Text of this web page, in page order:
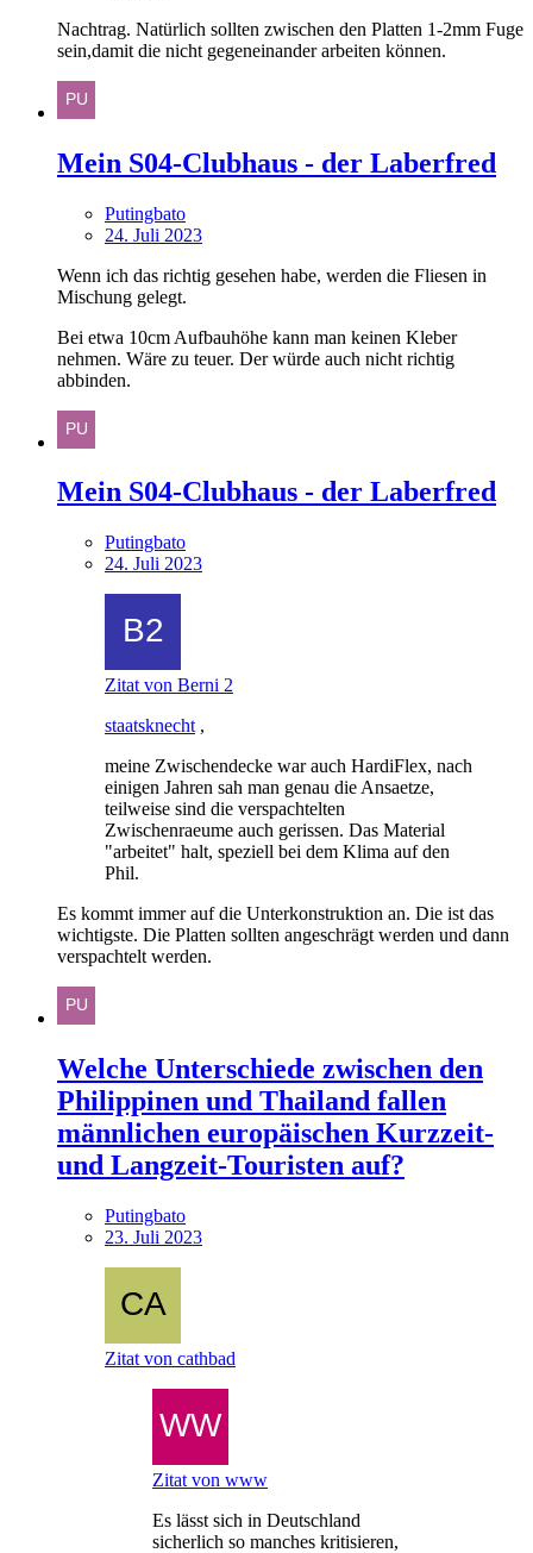
Nachtrag. Natürlich sollten zwischen den Platten 1-2mm Fuge
sein,damit die nicht gegeneinander arbeiten können.
Mein S04-Clubhaus - der Laberfred
Putingbato
24. Juli 2023
Wenn ich das richtig gesehen habe, werden die Fliesen in
Mischung gelegt.
Bei etwa 10cm Aufbauhöhe kann man keinen Kleber
nehmen. Wäre zu teuer. Der würde auch nicht richtig
abbinden.
Mein S04-Clubhaus - der Laberfred
Putingbato
24. Juli 2023
Zitat von Berni 2
staatsknecht ,
meine Zwischendecke war auch HardiFlex, nach
einigen Jahren sah man genau die Ansaetze,
teilweise sind die verspachtelten
Zwischenraeume auch gerissen. Das Material
"arbeitet" halt, speziell bei dem Klima auf den
Phil.
Es kommt immer auf die Unterkonstruktion an. Die ist das
wichtigste. Die Platten sollten angeschrägt werden und dann
verspachtelt werden.
Welche Unterschiede zwischen den
Philippinen und Thailand fallen
männlichen europäischen Kurzzeit-
und Langzeit-Touristen auf?
Putingbato
23. Juli 2023
Zitat von cathbad
Zitat von www
Es lässt sich in Deutschland
sicherlich so manches kritisieren,